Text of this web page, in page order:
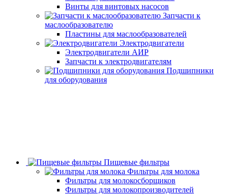
Винты для винтовых насосов
Запчасти к
маслообразователю
Пластины для маслообразователей
Электродвигатели
Электродвигатели АИР
Запчасти к электродвигателям
Подшипники
для оборудования
Пищевые фильтры
Фильтры для молока
Фильтры для молокосборщиков
Фильтры для молокопроизводителей